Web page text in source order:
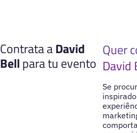
Contrata aDavid
Bellpara tu evento
Quer
David
Se